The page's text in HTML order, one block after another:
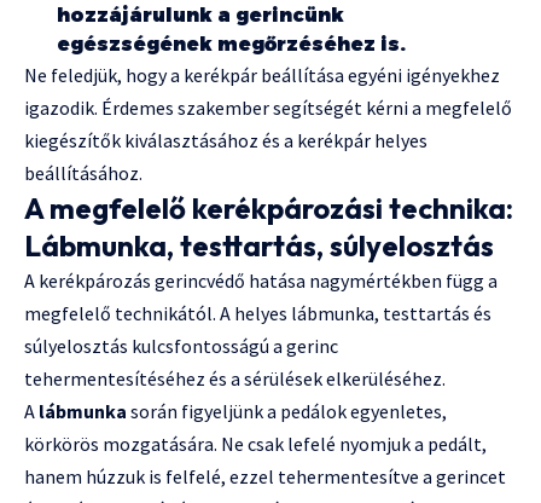
hozzájárulunk a gerincünk
egészségének megőrzéséhez is.
Ne feledjük, hogy a kerékpár beállítása egyéni igényekhez
igazodik. Érdemes szakember segítségét kérni a megfelelő
kiegészítők kiválasztásához és a kerékpár helyes
beállításához.
A megfelelő kerékpározási technika:
Lábmunka, testtartás, súlyelosztás
A kerékpározás gerincvédő hatása nagymértékben függ a
megfelelő technikától. A helyes lábmunka, testtartás és
súlyelosztás kulcsfontosságú a gerinc
tehermentesítéséhez és a sérülések elkerüléséhez.
A lábmunka során figyeljünk a pedálok egyenletes,
körkörös mozgatására. Ne csak lefelé nyomjuk a pedált,
hanem húzzuk is felfelé, ezzel tehermentesítve a gerincet